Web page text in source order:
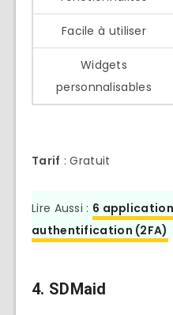
Facile à utiliser
Widgets
personnalisables
Tarif : Gratuit
Lire Aussi : 6
authentification (2FA)
4. SDMaid